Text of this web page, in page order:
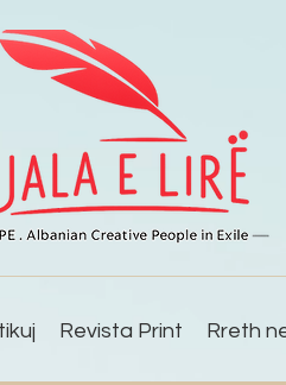
Revista Print Rreth